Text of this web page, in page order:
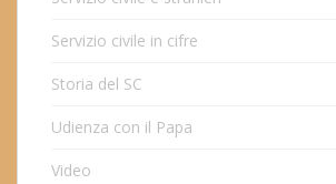
Servizio civile in cifre
Storia del SC
Udienza con il Papa
Video